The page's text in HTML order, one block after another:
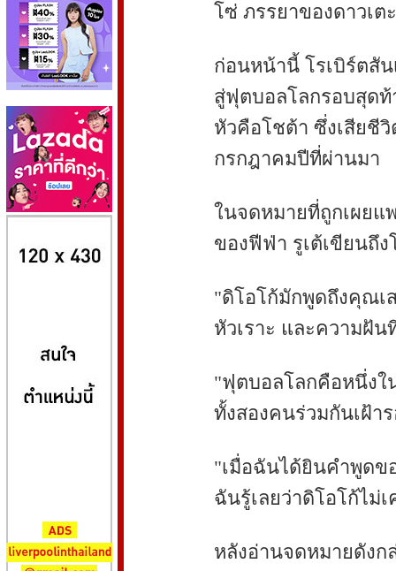
โซ่ ภรรยาของดาวเต
ก่อนหน้านี้ โรเบิร์ตสั
สู่ฟุตบอลโลกรอบสุดท้
หัวคือโชต้า ซึ่งเสียชี
กรกฎาคมปีที่ผ่านมา
ในจดหมายที่ถูกเผยแ
ของฟีฟ่า รูเต้เขียนถึง
"ดิโอโก้มักพูดถึงคุณเ
หัวเราะ และความฝั
"ฟุตบอลโลกคือหนึ่ง
ทั้งสองคนร่วมกันเฝ้า
"เมื่อฉันได้ยินคำพูดข
ฉันรู้เลยว่าดิโอโก้ไม่
หลังอ่านจดหมายดังก